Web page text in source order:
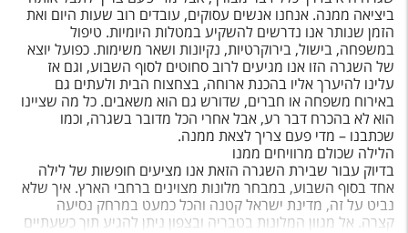
ביציאה ממנה. אנחנו אנשים עסוקים, עובדים רוב שעות היום ואת
הזמן שנותר אנו נדרשים להשקיע במטלות היומיות. טיפול
במשפחה, בישול, בירוקרטיות, נקיונות ושאר משימות. כפועל יוצא
של השגרה הזו אנו מגיעים לרוב סחוטים לסוף השבוע, וגם אז
עלינו להיערך אליו בהכנת ארוחה, בצחצוח הבית ולעתים גם
באירוח משפחה או חברים, שדורש גם הוא משאבים. כל מה שציינו
הוא לא בהכרח דבר רע, אבל אחרי הכל מדובר בשגרה, וכמו
שכתבנו – מדי פעם צריך לצאת ממנה.
הלילה שכולם מרוויחים ממנו
בדיוק עבור שבירת השגרה הזאת אנו מציעים חופשות של לילה
אחד בסוף השבוע, במבחר מלונות מצוינים ברחבי הארץ. איך שלא
נביט על זה, מדינת ישראל קטנה והכל כמעט במרחק נסיעה
קצרה. אל מגוון המלונות בטבריה ובצפון ניתן להגיע תוך כשעתיים